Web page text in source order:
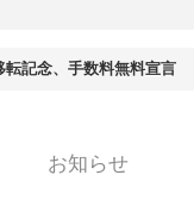
転記念、手数料無料宣言
お知らせ